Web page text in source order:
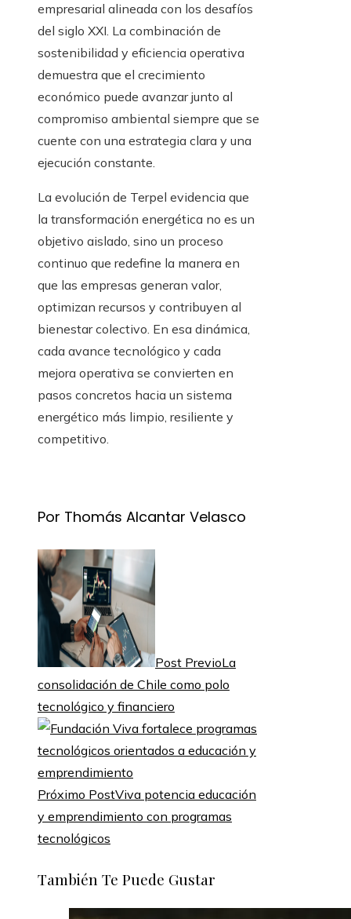
empresarial alineada con los desafíos
del siglo XXI. La combinación de
sostenibilidad y eficiencia operativa
demuestra que el crecimiento
económico puede avanzar junto al
compromiso ambiental siempre que se
cuente con una estrategia clara y una
ejecución constante.
La evolución de Terpel evidencia que
la transformación energética no es un
objetivo aislado, sino un proceso
continuo que redefine la manera en
que las empresas generan valor,
optimizan recursos y contribuyen al
bienestar colectivo. En esa dinámica,
cada avance tecnológico y cada
mejora operativa se convierten en
pasos concretos hacia un sistema
energético más limpio, resiliente y
competitivo.
Por Thomás Alcantar Velasco
Post PrevioLa
consolidación de Chile como polo
tecnológico y financiero
Próximo PostViva potencia educación
y emprendimiento con programas
tecnológicos
También Te Puede Gustar